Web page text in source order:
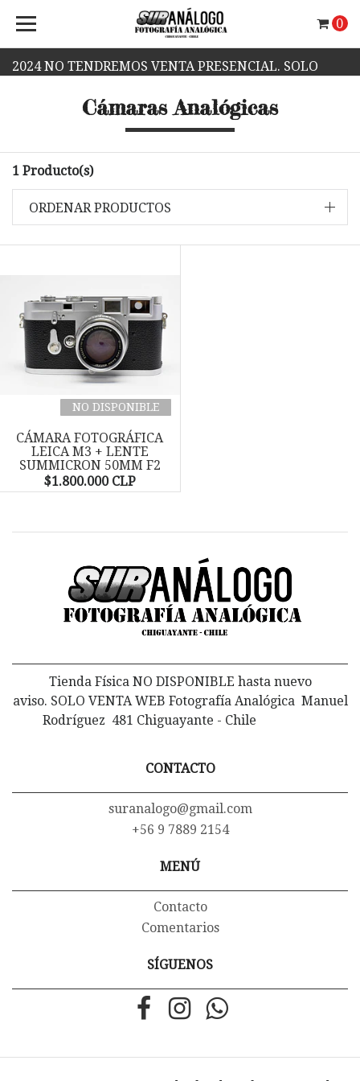
2024 NO TENDREMOS VENTA PRESENCIAL. SOLO
VENTA WEB.
0
Cámaras Analógicas
1 Producto(s)
ORDENAR PRODUCTOS
NO DISPONIBLE
CÁMARA FOTOGRÁFICA
LEICA M3 + LENTE
SUMMICRON 50MM F2
$1.800.000 CLP
Tienda Física NO DISPONIBLE hasta nuevo
aviso. SOLO VENTA WEB Fotografía Analógica Manuel
Rodríguez 481 Chiguayante - Chile
CONTACTO
suranalogo@gmail.com
+56 9 7889 2154
MENÚ
Contacto
Comentarios
SÍGUENOS